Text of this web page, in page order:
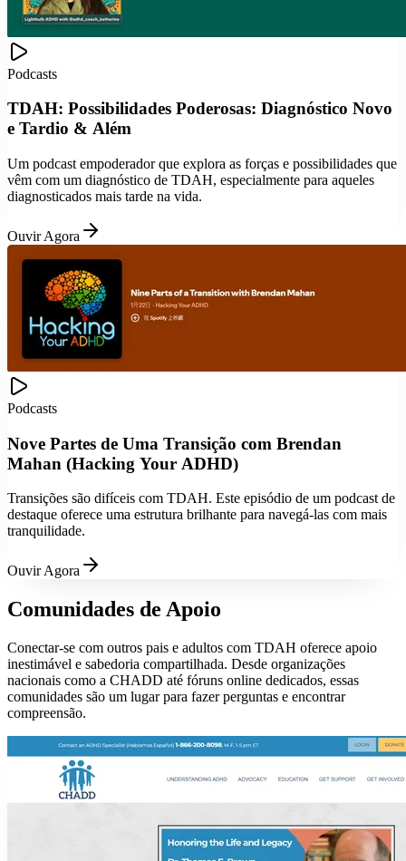
Podcasts
TDAH: Possibilidades Poderosas: Diagnóstico Novo
e Tardio & Além
Um podcast empoderador que explora as forças e possibilidades que
vêm com um diagnóstico de TDAH, especialmente para aqueles
diagnosticados mais tarde na vida.
Ouvir Agora
Podcasts
Nove Partes de Uma Transição com Brendan
Mahan (Hacking Your ADHD)
Transições são difíceis com TDAH. Este episódio de um podcast de
destaque oferece uma estrutura brilhante para navegá-las com mais
tranquilidade.
Ouvir Agora
Comunidades de Apoio
Conectar-se com outros pais e adultos com TDAH oferece apoio
inestimável e sabedoria compartilhada. Desde organizações
nacionais como a CHADD até fóruns online dedicados, essas
comunidades são um lugar para fazer perguntas e encontrar
compreensão.